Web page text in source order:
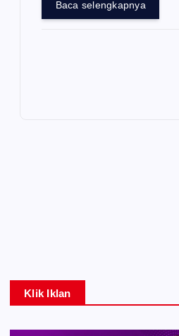
Baca selengkapnya
Klik Iklan